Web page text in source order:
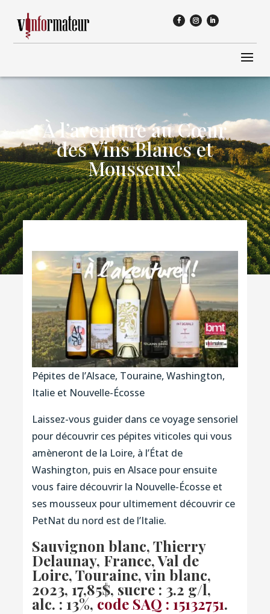
À l’aventure au Cœur
des Vins Blancs et
Mousseux!
Pépites de l’Alsace, Touraine, Washington,
Italie et Nouvelle-Écosse
Laissez-vous guider dans ce voyage sensoriel
pour découvrir ces pépites viticoles qui vous
amèneront de la Loire, à l’État de
Washington, puis en Alsace pour ensuite
vous faire découvrir la Nouvelle-Écosse et
ses mousseux pour ultimement découvrir ce
PetNat du nord est de l’Italie.
Sauvignon blanc, Thierry
Delaunay, France, Val de
Loire, Touraine, vin blanc,
2023, 17,85$, sucre : 3.2 g/l,
alc. : 13%,code SAQ : 15132751.